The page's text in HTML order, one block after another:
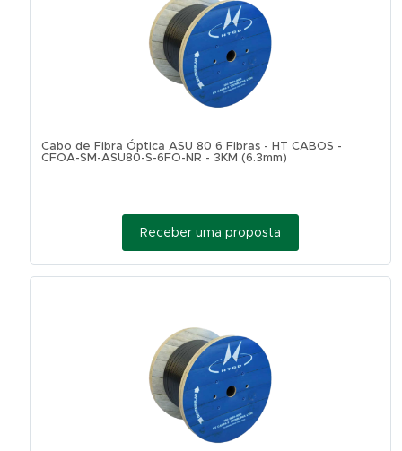
Cabo de Fibra Óptica ASU 80 6 Fibras - HT CABOS -
CFOA-SM-ASU80-S-6FO-NR - 3KM (6.3mm)
Receber uma proposta